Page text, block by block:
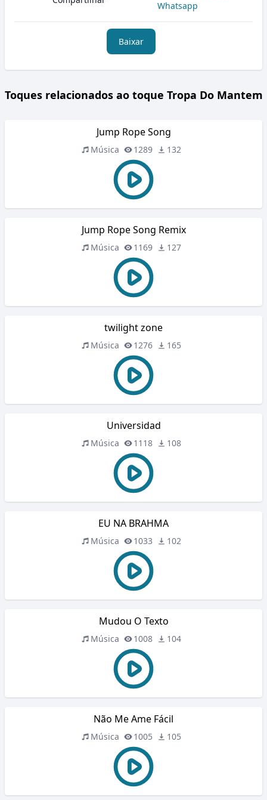
Whatsapp
Baixar
Toques relacionados ao toque Tropa Do Mantem
Jump Rope Song
Música 1289 132
Jump Rope Song Remix
Música 1169 127
twilight zone
Música 1276 165
Universidad
Música 1118 108
EU NA BRAHMA
Música 1033 102
Mudou O Texto
Música 1008 104
Não Me Ame Fácil
Música 1005 105